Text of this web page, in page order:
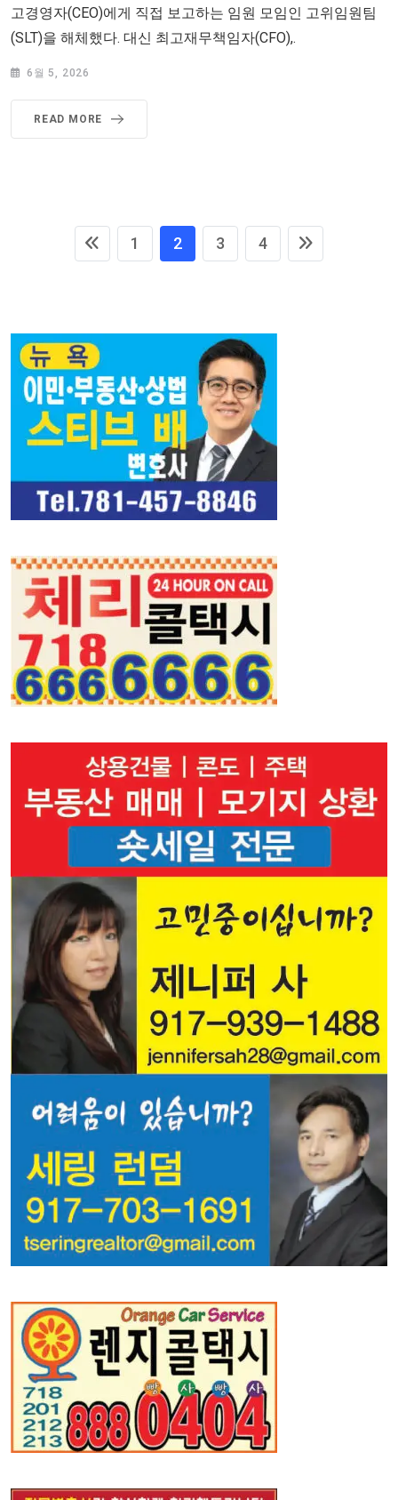
고경영자(CEO)에게 직접 보고하는 임원 모임인 고위임원팀
(SLT)을 해체했다. 대신 최고재무책임자(CFO),.
6월 5, 2026
READ MORE
1 2 3 4